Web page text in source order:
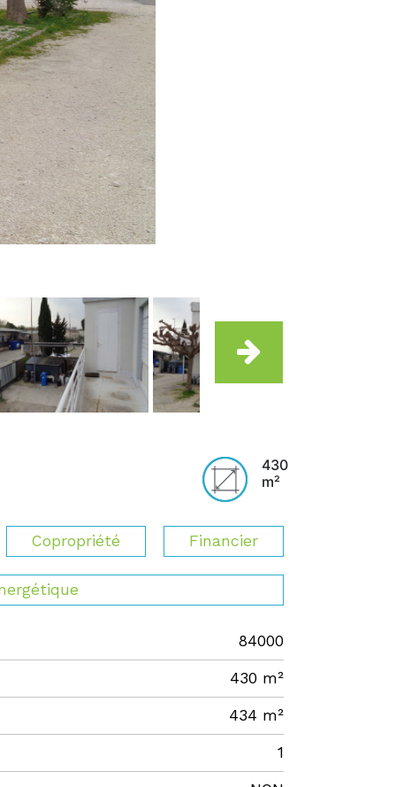
430
m²
Copropriété Financier
84000
430 m²
434 m²
1